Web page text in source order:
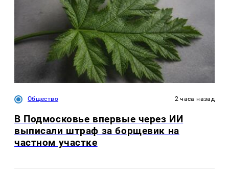
Общество 2 часа назад
В Подмосковье впервые через ИИ
выписали штраф за борщевик на
частном участке